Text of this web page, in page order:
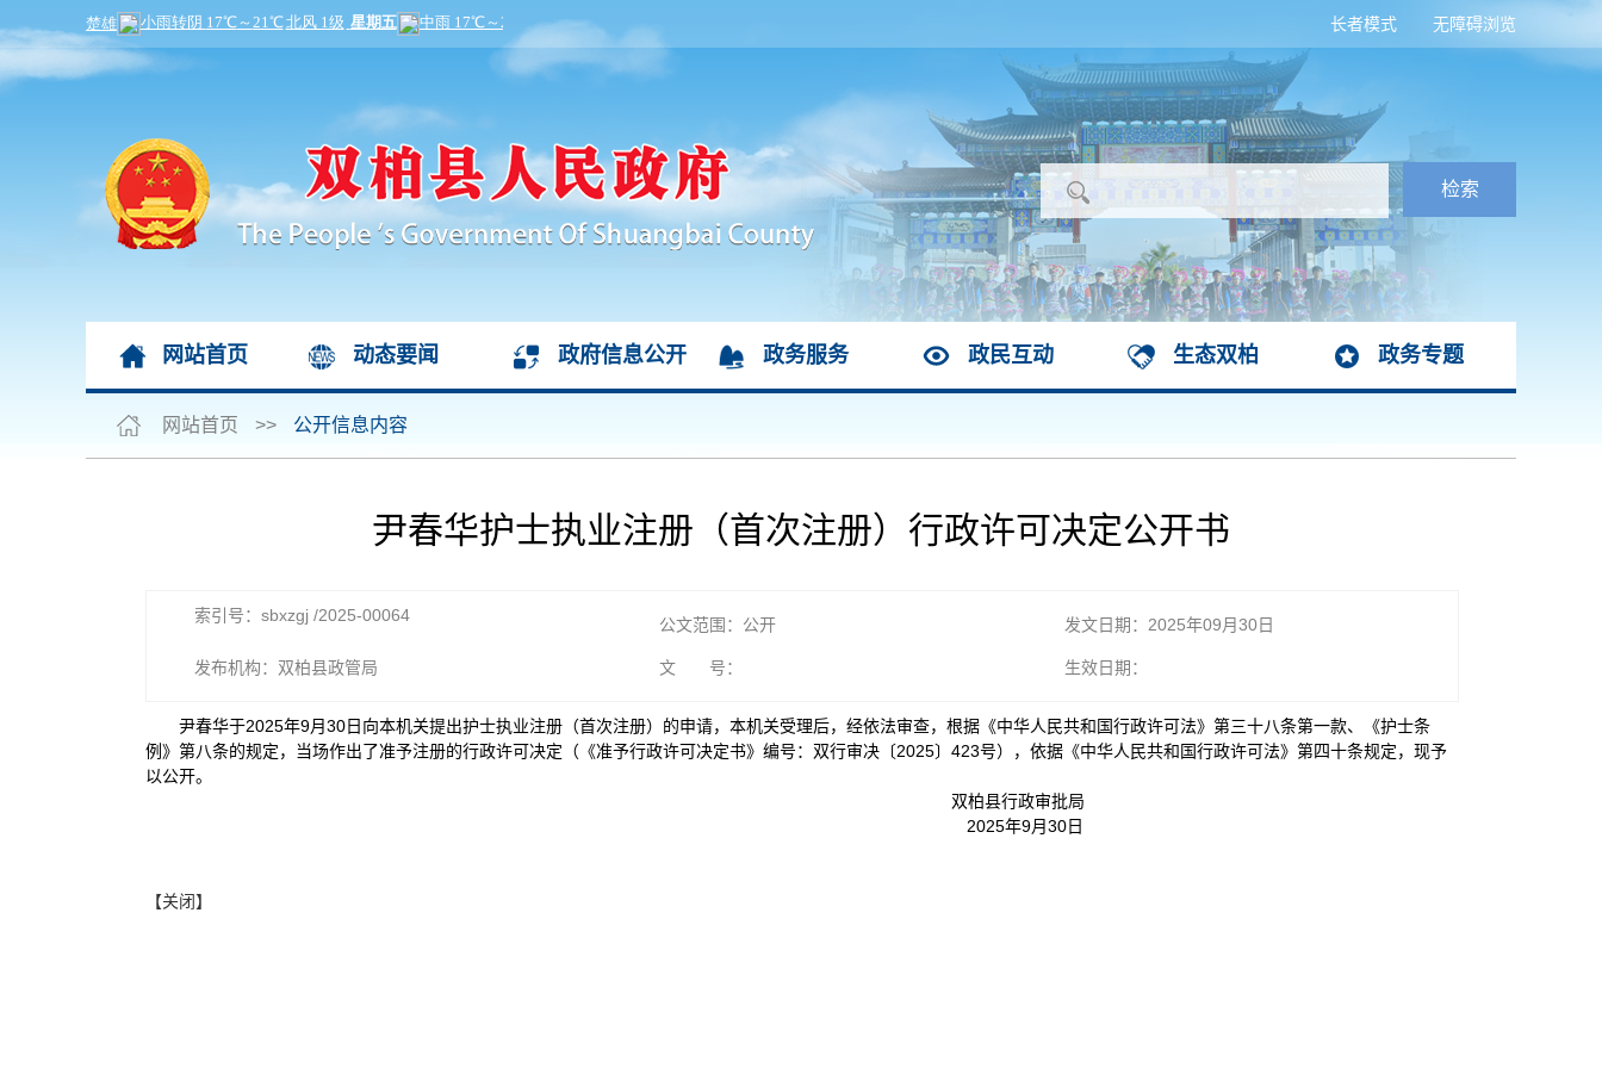
无障碍浏览
长者模式
网站首页 动态要闻 政府信息公开 政务服务 政民互动 生态双柏 政务专题
网站首页 >> 公开信息内容
尹春华护士执业注册（首次注册）行政许可决定公开书
索引号：sbxzgj /2025-00064 公文范围：公开 发文日期：2025年09月30日
发布机构：双柏县政管局 文 号： 生效日期：
尹春华于2025年9月30日向本机关提出护士执业注册（首次注册）的申请，本机关受理后，经依法审查，根据《中华人民共和国行政许可法》第三十八条第一款、《护士条
例》第八条的规定，当场作出了准予注册的行政许可决定（《准予行政许可决定书》编号：双行审决〔2025〕423号），依据《中华人民共和国行政许可法》第四十条规定，现予
以公开。
双柏县行政审批局
2025年9月30日
【关闭】